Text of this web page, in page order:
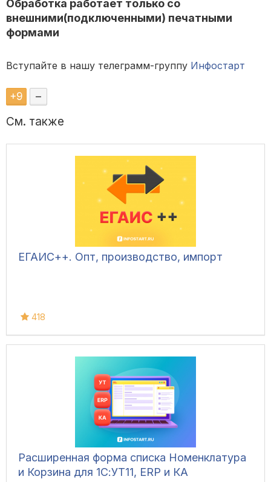
Обработка работает только со
внешними(подключенными) печатными
формами
Вступайте в нашу телеграмм-группу Инфостарт
+9 –
См. также
ЕГАИС++. Опт, производство, импорт
418
Расширенная форма списка Номенклатура
и Корзина для 1С:УТ11, ERP и КА